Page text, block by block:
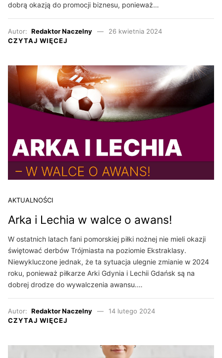
dobrą okazją do promocji biznesu, ponieważ…
Autor: Redaktor Naczelny
26 kwietnia 2024
CZYTAJ WIĘCEJ
AKTUALNOŚCI
Arka i Lechia w walce o awans!
W ostatnich latach fani pomorskiej piłki nożnej nie mieli okazji
świętować derbów Trójmiasta na poziomie Ekstraklasy.
Niewykluczone jednak, że ta sytuacja ulegnie zmianie w 2024
roku, ponieważ piłkarze Arki Gdynia i Lechii Gdańsk są na
dobrej drodze do wywalczenia awansu.…
Autor: Redaktor Naczelny
14 lutego 2024
CZYTAJ WIĘCEJ